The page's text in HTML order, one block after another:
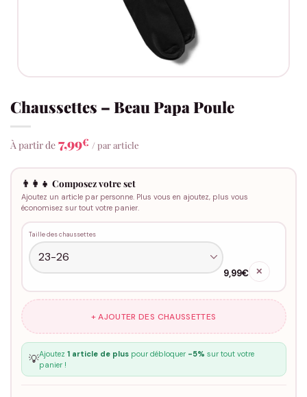
Chaussettes – Beau Papa Poule
À partir de 7,99€ / par article
👨‍👩‍👧 Composez votre set
Ajoutez un article par personne. Plus vous en ajoutez, plus vous
économisez sur tout votre panier.
Taille des chaussettes
9,99€ ✕
+ AJOUTER DES CHAUSSETTES
💡Ajoutez 1 article de pluspour débloquer -5% sur tout votre
panier !